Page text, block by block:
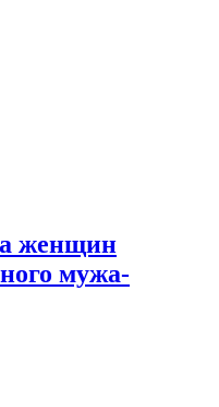
женщин
мужа-